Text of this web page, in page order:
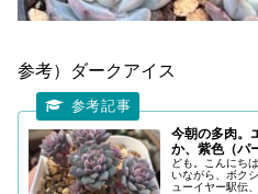
参考）ダークアイス
今朝の多肉。
か、紫色（パ
ども。こんにち
いながら、ボク
ューイヤー駅伝